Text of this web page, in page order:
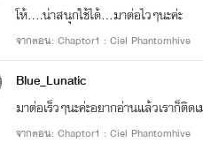
โห้....น่าสนุกใช้ได้...มาต่อไวๆนะค่ะ
จากตอน: Chaptor1 : Ciel Phantomhive
Blue_Lunatic
มาต่อเร็วๆนะค่ะอยากอ่านแล้วเราก็ติด
จากตอน: Chaptor1 : Ciel Phantomhive